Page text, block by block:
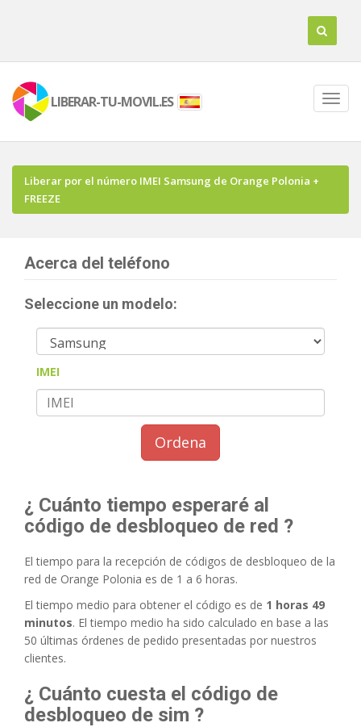
LIBERAR-TU-MOVIL.ES
Liberar por el número IMEI Samsung de Orange Polonia +
FREEZE
Acerca del teléfono
Seleccione un modelo:
IMEI
Ordena
¿ Cuánto tiempo esperaré al
código de desbloqueo de red ?
El tiempo para la recepción de códigos de desbloqueo de la
red de Orange Polonia es de 1 a 6 horas.
El tiempo medio para obtener el código es de 1 horas 49
minutos. El tiempo medio ha sido calculado en base a las
50 últimas órdenes de pedido presentadas por nuestros
clientes.
¿ Cuánto cuesta el código de
desbloqueo de sim ?